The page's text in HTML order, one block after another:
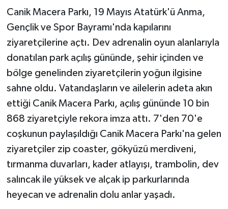
Canik Macera Parkı, 19 Mayıs Atatürk'ü Anma,
Gençlik ve Spor Bayramı'nda kapılarını
ziyaretçilerine açtı. Dev adrenalin oyun alanlarıyla
donatılan park açılış gününde, şehir içinden ve
bölge genelinden ziyaretçilerin yoğun ilgisine
sahne oldu. Vatandaşların ve ailelerin adeta akın
ettiği Canik Macera Parkı, açılış gününde 10 bin
868 ziyaretçiyle rekora imza attı. 7'den 70'e
coşkunun paylaşıldığı Canik Macera Parkı'na gelen
ziyaretçiler zip coaster, gökyüzü merdiveni,
tırmanma duvarları, kader atlayışı, trambolin, dev
salıncak ile yüksek ve alçak ip parkurlarında
heyecan ve adrenalin dolu anlar yaşadı.